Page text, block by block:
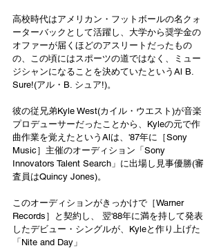
高校時代はアメリカン・フットボールの名クォ
ーターバックとして活躍し、大学から奨学金の
オファーが届くほどのアスリートだったもの
の、この頃にはスポーツの道ではなく、ミュー
ジシャンになることを決めていたというAl B.
Sure!(アル・B. シュア!)。
彼の従兄弟Kyle West(カイル・ウエスト)が音楽
プロデューサーだったことから、Kyleの元で作
曲作業を覚えたというAlは、'87年に［Sony
Music］主催のオーディション「Sony
Innovators Talent Search」に出場し見事優勝(審
査員はQuincy Jones)。
このオーディションがきっかけで［Warner
Records］と契約し、 翌'88年に満を持して発表
したデビュー・シングルが、Kyleと作り上げた
「Nite and Day」